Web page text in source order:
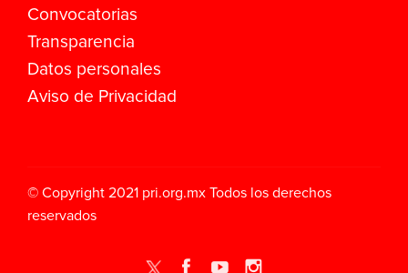
Convocatorias
Transparencia
Datos personales
Aviso de Privacidad
© Copyright 2021 pri.org.mx Todos los derechos
reservados